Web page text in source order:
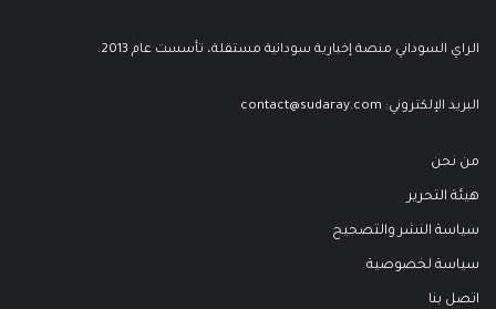
الراي السوداني منصة إخبارية سودانية مستقلة، تأسست عام 2013.
البريد الإلكتروني: contact@sudaray.com
من نحن
هيئة التحرير
سياسة النشر والتصحيح
سياسة لخصوصية
اتصل بنا